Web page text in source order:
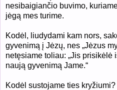
nesibaigiančio buvimo,
jėgą mes turime.
Kodėl, liudydami kam nors,
gyvenimą į Jėzų, nes „Jėzus
netęsiame toliau: „Jis prisikėlė
naują gyvenimą Jame.“
Kodėl sustojame ties kryžiumi?